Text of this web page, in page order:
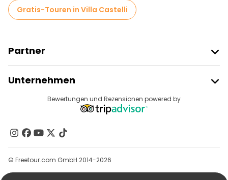
Gratis-Touren in Villa Castelli
Partner
Anbieter-Anmeldung
Affiliate-Programm
Unternehmen
Reiseziele
Kontakt
Gruppen
Hilfe
Bewertungen und Rezensionen powered by
© Freetour.com GmbH 2014-2026